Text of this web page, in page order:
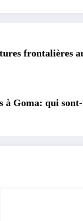
frontalières
Goma: qui sont-